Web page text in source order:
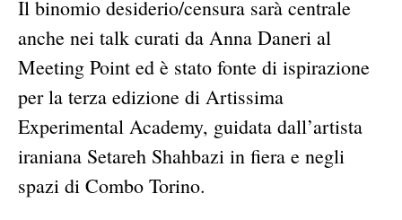
Il binomio desiderio/censura sarà centrale
anche nei talk curati da Anna Daneri al
Meeting Point ed è stato fonte di ispirazione
per la terza edizione di Artissima
Experimental Academy, guidata dall’artista
iraniana Setareh Shahbazi in fiera e negli
spazi di Combo Torino.